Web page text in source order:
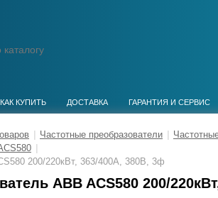
КАК КУПИТЬ ДОСТАВКА ГАРАНТИЯ И СЕРВИС
Частотные преобразователи
200/220кВт, 363/400А, 380В, 3ф
ABB ACS580 200/